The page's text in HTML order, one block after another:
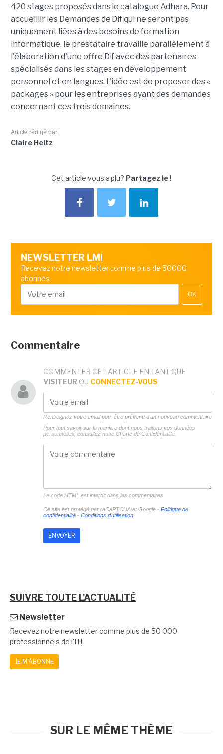
420 stages proposés dans le catalogue Adhara. Pour
accueillir les Demandes de Dif qui ne seront pas
uniquement liées à des besoins de formation
informatique, le prestataire travaille parallèlement à
l'élaboration d'une offre Dif avec des partenaires
spécialisés dans les stages en développement
personnel et en langues. L'idée est de proposer des «
packages » pour les entreprises ayant des demandes
concernant ces trois domaines.
Article rédigé par
Claire Heitz
Cet article vous a plu? Partagez le !
NEWSLETTER LMI
Recevez notre newsletter comme plus de 50000
abonnés
OK
Commentaire
COMMENTER CET ARTICLE EN TANT QUE
VISITEUR OU CONNECTEZ-VOUS
Renseignez votre email pour être prévenu d'un nouveau commentaire
Pour tout savoir sur la manière dont nous traitons vos données
personnelles, consultez notre Charte de Confidentialité.
Le code HTML est interdit dans les commentaires
Ce site est protégé par reCAPTCHA et Google - Politique de
confidentialité- Conditions d'utilisation
SUIVRE TOUTE L'ACTUALITÉ
Newsletter
Recevez notre newsletter comme plus de 50 000
professionnels de l'IT!
JE M'ABONNE
SUR LE MÊME THÈME